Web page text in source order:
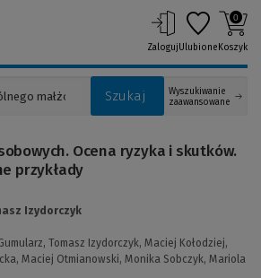
Szukaj
Wyszukiwanie
zaawansowane
ZalogujUlubione
0
Koszyk
Ocena ryzyka i skutków.
przykłady
Izydorczyk
Tomasz Izydorczyk, Maciej Kołodziej,
Maciej Otmianowski, Monika Sobczyk, Mariola